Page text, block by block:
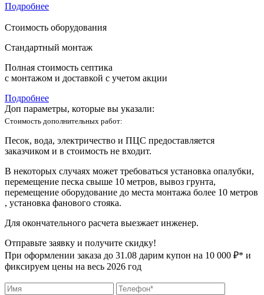
Подробнее
Стоимость оборудования
Стандартный монтаж
Полная стоимость септика
с монтажом и доставкой с учетом акции
Подробнее
Доп параметры, которые вы указали:
Стоимость дополнительных работ:
Песок, вода, электричество и ПЦС предоставляется
заказчиком и в стоимость не входит.
В некоторых случаях может требоваться установка опалубки,
перемещение песка свыше 10 метров, вывоз грунта,
перемещение оборудование до места монтажа более 10 метров
, установка фанового стояка.
Для окончательного расчета выезжает инженер.
Отправьте заявку и получите скидку!
При оформлении заказа до 31.08 дарим купон на 10 000 ₽* и
фиксируем цены на весь 2026 год